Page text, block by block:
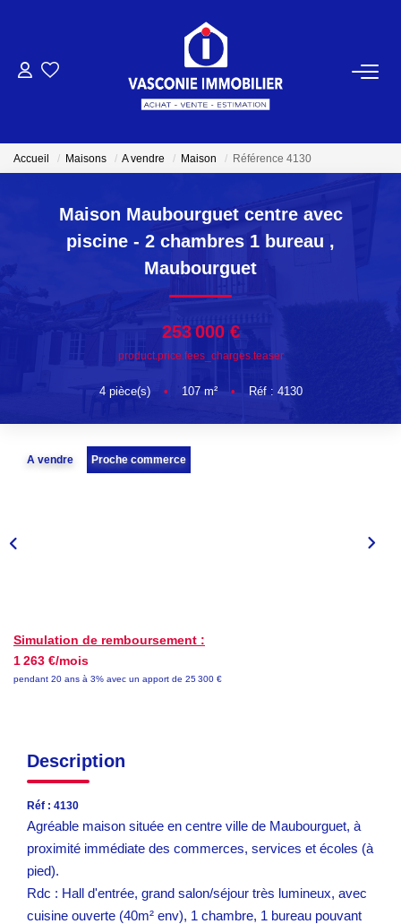
ACHETER
VENDRE
Qui Sommes-Nous
Notre Équipe
NOS ACTUALITÉS
CONTACT
EN
Accueil Maisons A vendre Maison Référence 4130
Maison Maubourguet centre avec
piscine - 2 chambres 1 bureau ,
Maubourguet
253 000 €
product.price.fees_charges.teaser
4pièce(s) • 107m² • Réf : 4130
A vendre Proche commerce
Simulation de remboursement :
1 263 €/mois
pendant 20 ans à 3% avec un apport de 25 300 €
Description
Réf : 4130
Agréable maison située en centre ville de Maubourguet, à
proximité immédiate des commerces, services et écoles (à
pied).
Rdc : Hall d'entrée, grand salon/séjour très lumineux, avec
cuisine ouverte (40m² env), 1 chambre, 1 bureau pouvant